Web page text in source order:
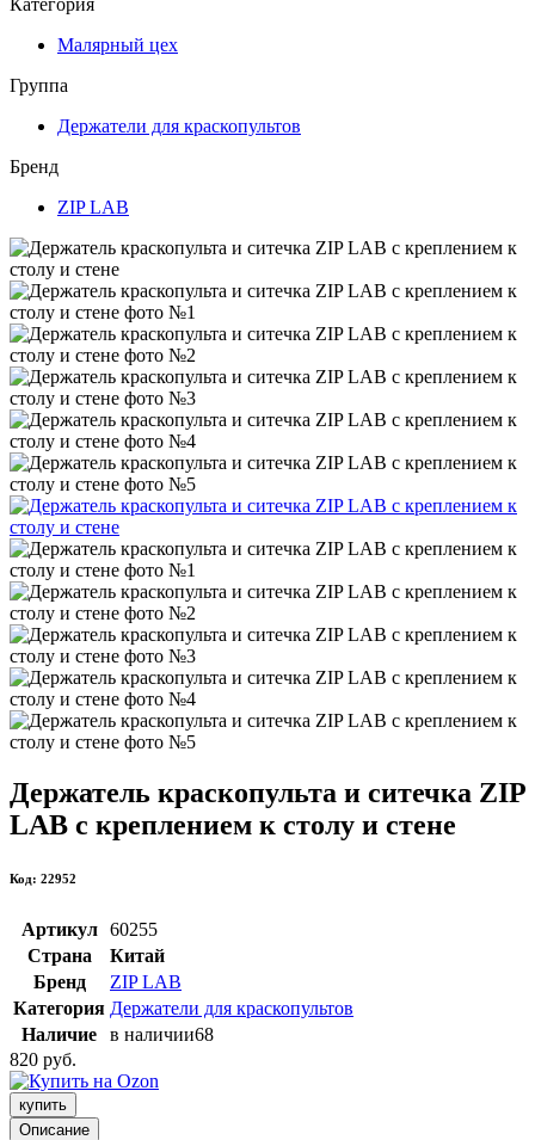
Категория
Малярный цех
Группа
Держатели для краскопультов
Бренд
ZIP LAB
Держатель краскопульта и ситечка ZIP
LAB с креплением к столу и стене
Код: 22952
Артикул
60255
Страна
Китай
Бренд
ZIP LAB
Категория Держатели для краскопультов
Наличие
в наличии68
820 руб.
купить
Описание